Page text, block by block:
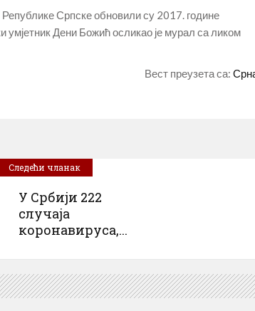
Српске обновили су 2017. године
Дени Божић осликао је мурал са ликом
Вест преузета са:
Следећи чланак
У Србији 222
случаja
коронавируса,...